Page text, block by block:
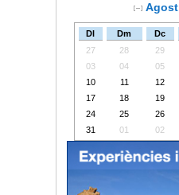
Agost
Dl Dm Dc
27
28 29
03
04 05
10
11 12
17
18 19
24
25 26
31
01 02